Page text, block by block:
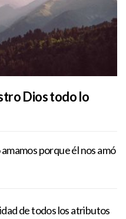
Dios todo lo
porque él nos amó
de todos los atributos